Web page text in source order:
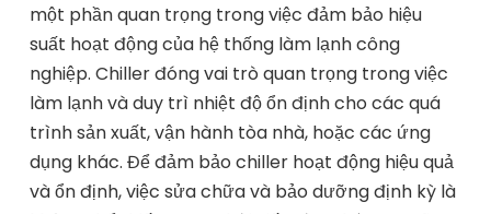
một phần quan trọng trong việc đảm bảo hiệu
suất hoạt động của hệ thống làm lạnh công
nghiệp. Chiller đóng vai trò quan trọng trong việc
làm lạnh và duy trì nhiệt độ ổn định cho các quá
trình sản xuất, vận hành tòa nhà, hoặc các ứng
dụng khác. Để đảm bảo chiller hoạt động hiệu quả
và ổn định, việc sửa chữa và bảo dưỡng định kỳ là